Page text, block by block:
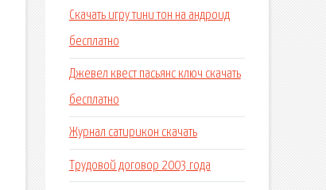
Скачать игру тини тон на андроид
бесплатно
Джевел квест пасьянс ключ скачать
бесплатно
Журнал сатирикон скачать
Трудовой договор 2003 года